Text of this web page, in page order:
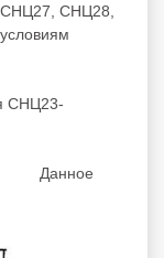
СНЦ27, СНЦ28,
СНЦ23-
Данное